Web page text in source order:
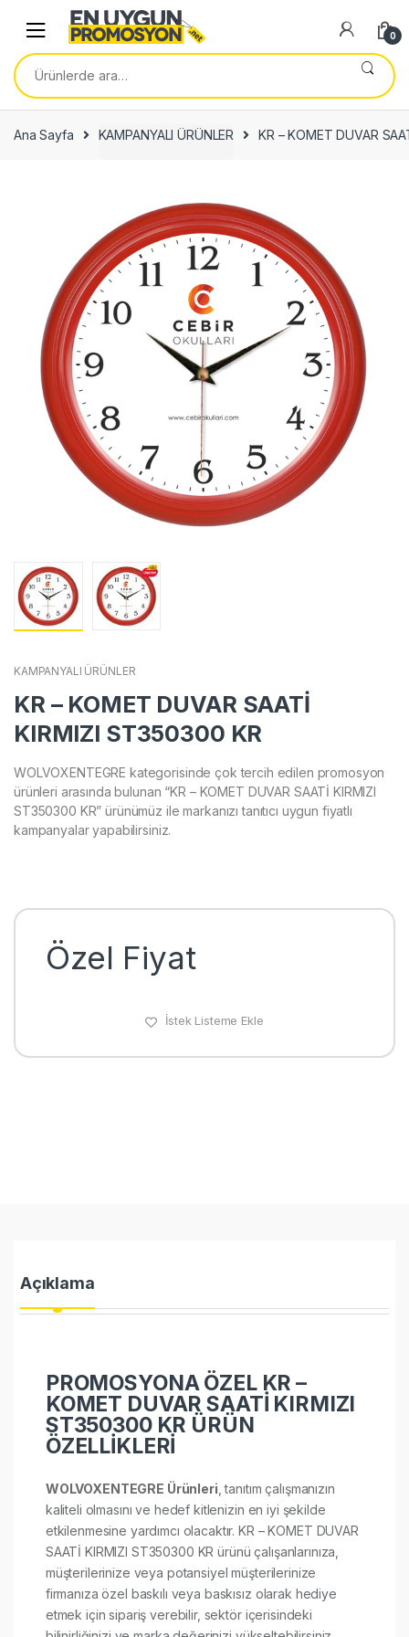
navigation
content
0
Ara:
Ana Sayfa KAMPANYALI ÜRÜNLER KR – KOMET DUVAR
KAMPANYALI ÜRÜNLER
KR – KOMET DUVAR SAATİ
KIRMIZI ST350300 KR
WOLVOXENTEGRE kategorisinde çok tercih edilen promosyon
ürünleri arasında bulunan “KR – KOMET DUVAR SAATİ KIRMIZI
ST350300 KR” ürünümüz ile markanızı tanıtıcı uygun fiyatlı
kampanyalar yapabilirsiniz.
Özel Fiyat
İstek Listeme Ekle
Açıklama
PROMOSYONA ÖZEL KR –
KOMET DUVAR SAATİ KIRMIZI
ST350300 KR ÜRÜN
ÖZELLİKLERİ
WOLVOXENTEGRE Ürünleri , tanıtım çalışmanızın
kaliteli olmasını ve hedef kitlenizin en iyi şekilde
etkilenmesine yardımcı olacaktır. KR – KOMET DUVAR
SAATİ KIRMIZI ST350300 KR ürünü çalışanlarınıza,
müşterilerinize veya potansiyel müşterilerinize
firmanıza özel baskılı veya baskısız olarak hediye
etmek için sipariş verebilir, sektör içerisindeki